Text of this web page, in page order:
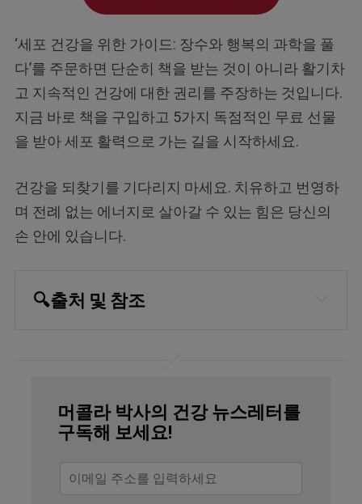
‘세포 건강을 위한 가이드: 장수와 행복의 과학을 풀
다’를 주문하면 단순히 책을 받는 것이 아니라 활기차
고 지속적인 건강에 대한 권리를 주장하는 것입니다.
지금 바로 책을 구입하고 5가지 독점적인 무료 선물
을 받아 세포 활력으로 가는 길을 시작하세요.
건강을 되찾기를 기다리지 마세요. 치유하고 번영하
며 전례 없는 에너지로 살아갈 수 있는 힘은 당신의
손 안에 있습니다.
🔍출처 및 참조
Wisconsin Department of Public
Instruction, Lemon
The Fact Site, March 17, 2021
머콜라 박사의 건강 뉴스레터를
구독해 보세요!